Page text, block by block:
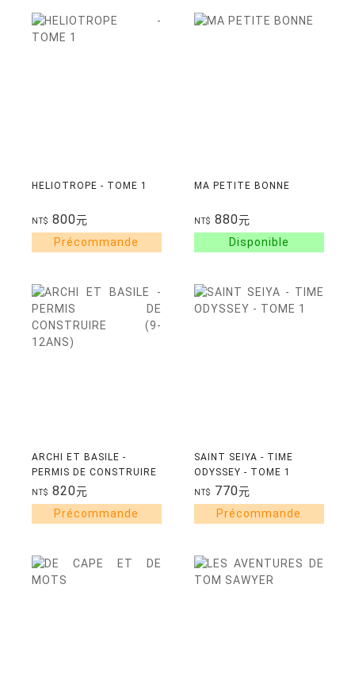
HELIOTROPE - TOME 1
NT$ 800元
MA PETITE BONNE
NT$ 880元
ARCHI ET BASILE -
PERMIS DE CONSTRUIRE
(9-12ANS)
NT$ 820元
SAINT SEIYA - TIME
ODYSSEY - TOME 1
NT$ 770元